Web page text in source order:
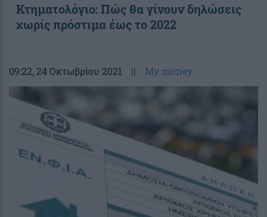
Κτηματολόγιο: Πώς θα γίνουν δηλώσεις
χωρίς πρόστιμα έως το 2022
09:22, 24 Οκτωβρίου 2021 || My money